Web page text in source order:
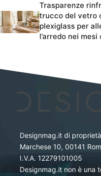
Trasparenze
trucco del vetro
plexiglass per
l’arredo nei mesi
Designmag.it di
Marchese 10, 00141
I.V.A. 12279101005
Designmag.it non è una